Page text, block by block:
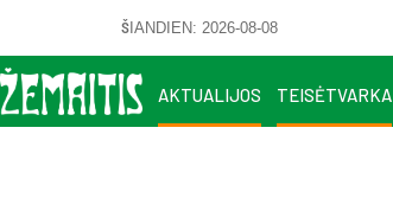
ŠIANDIEN: 2026-08-08
AKTUALIJOS TEISĖTVARKA